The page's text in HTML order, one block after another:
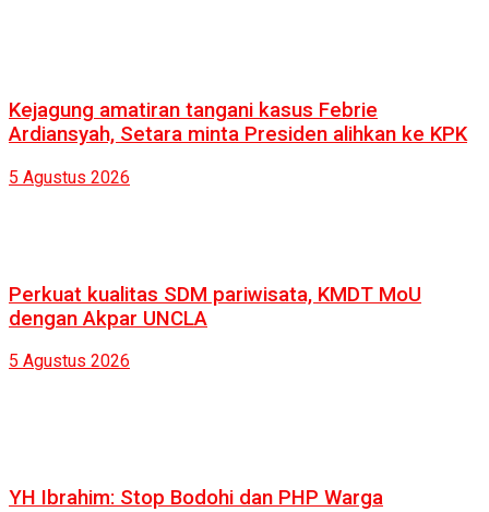
Kejagung amatiran tangani kasus Febrie
Ardiansyah, Setara minta Presiden alihkan ke KPK
5 Agustus 2026
Perkuat kualitas SDM pariwisata, KMDT MoU
dengan Akpar UNCLA
5 Agustus 2026
YH Ibrahim: Stop Bodohi dan PHP Warga